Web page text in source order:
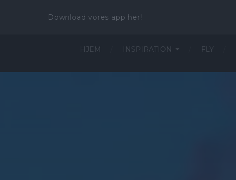
Download vores app her!
HJEM INSPIRATION FLY